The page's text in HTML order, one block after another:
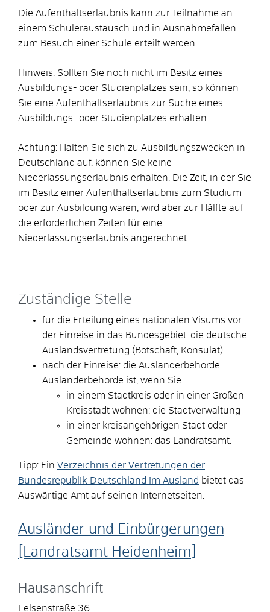
Die Aufenthaltserlaubnis kann zur Teilnahme an
einem Schüleraustausch und in Ausnahmefällen
zum Besuch einer Schule erteilt werden.
Hinweis: Sollten Sie noch nicht im Besitz eines
Ausbildungs- oder Studienplatzes sein, so können
Sie eine Aufenthaltserlaubnis zur Suche eines
Ausbildungs- oder Studienplatzes erhalten.
Achtung: Halten Sie sich zu Ausbildungszwecken in
Deutschland auf, können Sie keine
Niederlassungserlaubnis erhalten. Die Zeit, in der Sie
im Besitz einer Aufenthaltserlaubnis zum Studium
oder zur Ausbildung waren, wird aber zur Hälfte auf
die erforderlichen Zeiten für eine
Niederlassungserlaubnis angerechnet.
Zuständige Stelle
für die Erteilung eines nationalen Visums vor
der Einreise in das Bundesgebiet: die deutsche
Auslandsvertretung (Botschaft, Konsulat)
nach der Einreise: die Ausländerbehörde
Ausländerbehörde ist, wenn Sie
in einem Stadtkreis oder in einer Großen
Kreisstadt wohnen: die Stadtverwaltung
in einer kreisangehörigen Stadt oder
Gemeinde wohnen: das Landratsamt.
Tipp: Ein Verzeichnis der Vertretungen der
Bundesrepublik Deutschland im Ausland bietet das
Auswärtige Amt auf seinen Internetseiten.
Ausländer und Einbürgerungen
[Landratsamt Heidenheim]
Hausanschrift
Felsenstraße 36